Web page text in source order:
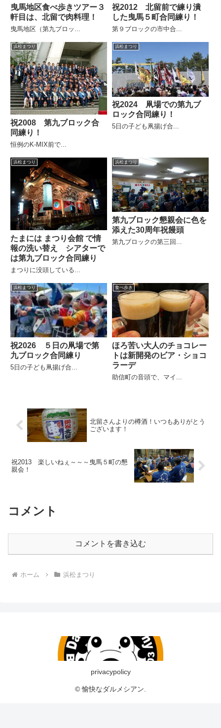
曳馬地区食べ歩きツアー３
軒目は、北留で肉料理！
曳馬地区（第九ブロッ...
祝2012 北留前で練り潰
した曳馬５町合同練り！
第９ブロックの市中合...
浜松まつり
祝2008 第九ブロック合
同練り！
恒例のK-MIX前で...
浜松まつり
祝2024 凧場での第九ブ
ロック合同練り！
5日の子ども凧揚げ合...
浜松まつり
たまには まつり会館 で情
報の洗い替え シアターで
は第九ブロック合同練り
まつりに没頭している...
浜松まつり
第九ブロック懇親会に色を
添えた30周年祝饅頭
第九ブロックの第三回...
浜松まつり
祝2026 ５日の凧場で第
九ブロック合同練り
5日の子ども凧揚げ合...
食べ歩き
ほろ苦い大人のチョコレー
トは新開発のビア・ショコ
ラーデ
助信町の音頭で、マイ...
北留さんよりの樽酒！いつもありがとう
ございます！
祝2013 楽しいねぇ～～～曳馬５町の懇
親会！
コメント
コメントを書き込む
ホーム 浜松まつり
privacypolicy
© 愉快なダルメシアン.